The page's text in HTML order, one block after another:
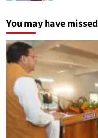
You may have missed